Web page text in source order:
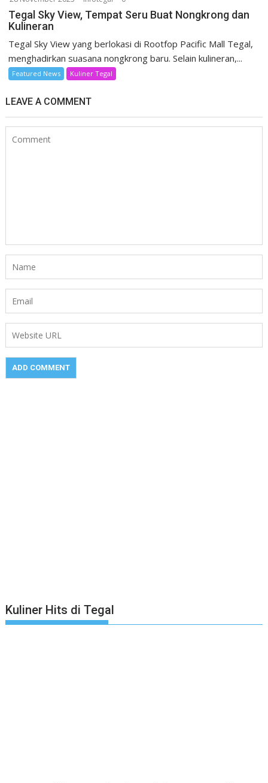
Tegal Sky View, Tempat Seru Buat Nongkrong dan
Kulineran
Tegal Sky View yang berlokasi di Rootfop Pacific Mall Tegal,
menghadirkan suasana nongkrong baru. Selain kulineran,...
Featured News Kuliner Tegal
LEAVE A COMMENT
Kuliner Hits di Tegal